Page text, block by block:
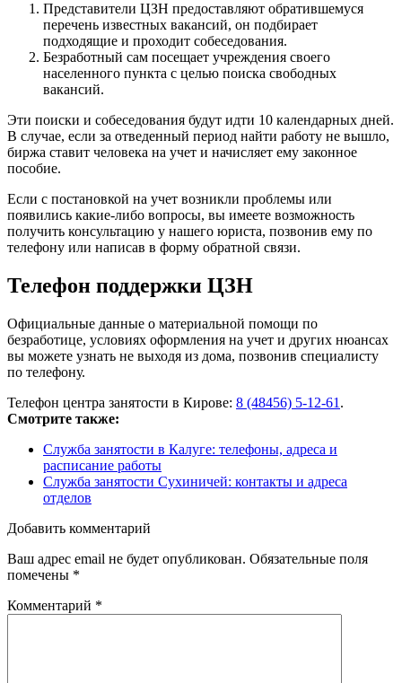
Представители ЦЗН предоставляют обратившемуся
перечень известных вакансий, он подбирает
подходящие и проходит собеседования.
Безработный сам посещает учреждения своего
населенного пункта с целью поиска свободных
вакансий.
Эти поиски и собеседования будут идти 10 календарных дней.
В случае, если за отведенный период найти работу не вышло,
биржа ставит человека на учет и начисляет ему законное
пособие.
Если с постановкой на учет возникли проблемы или
появились какие-либо вопросы, вы имеете возможность
получить консультацию у нашего юриста, позвонив ему по
телефону или написав в форму обратной связи.
Телефон поддержки ЦЗН
Официальные данные о материальной помощи по
безработице, условиях оформления на учет и других нюансах
вы можете узнать не выходя из дома, позвонив специалисту
по телефону.
Телефон центра занятости в Кирове: 8 (48456) 5-12-61 .
Смотрите также:
Служба занятости в Калуге: телефоны, адреса и
расписание работы
Служба занятости Сухиничей: контакты и адреса
отделов
Добавить комментарий
Ваш адрес email не будет опубликован. Обязательные поля
помечены *
Комментарий *